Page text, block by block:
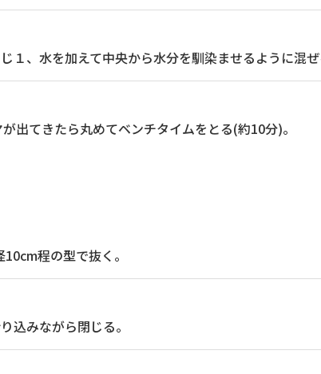
１、水を加えて中央から水分を馴染ませるように混ぜ
出てきたら丸めてベンチタイムをとる(約10分)。
程の型で抜く。
込みながら閉じる。